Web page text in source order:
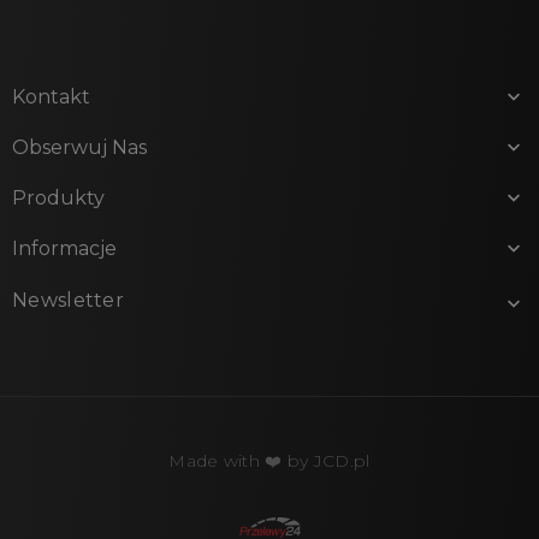
Kontakt 
Obserwuj Nas 
Produkty 
Informacje 
Newsletter 
Made with ❤️ by JCD.pl